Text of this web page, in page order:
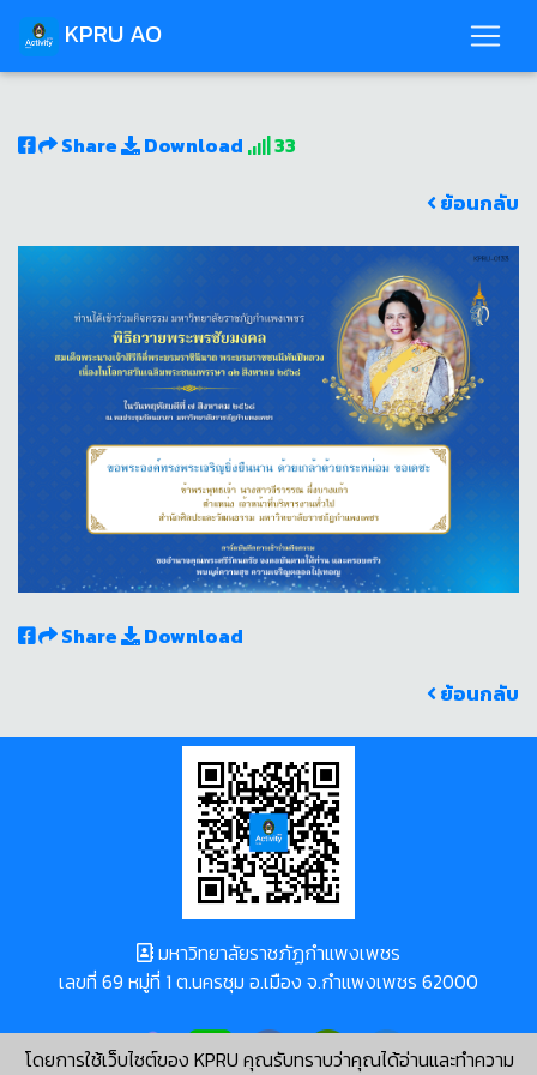
KPRU AO
Share Download
33
ย้อนกลับ
Share
Download
ย้อนกลับ
โดยการใช้เว็บไซต์ของ KPRU คุณรับทราบว่าคุณได้อ่านและทำความ
มหาวิทยาลัยราชภัฏกำแพงเพชร
เลขที่ 69 หมู่ที่ 1 ต.นครชุม อ.เมือง จ.กำแพงเพชร 62000